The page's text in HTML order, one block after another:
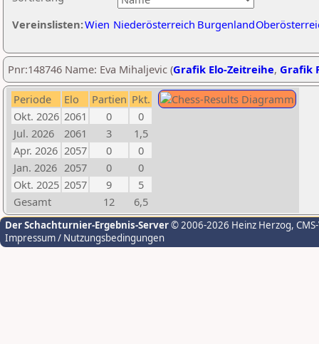
Vereinslisten:Wien Niederösterreich Burgenland
Pnr:148746 Name: Eva Mihaljevic (Grafik Elo-Zeitreihe, Grafik
Periode Elo Partien Pkt.
Okt. 2026 2061 0
0
Jul. 2026
2061 3
1,5
Apr. 2026 2057 0
0
Jan. 2026 2057 0
0
Okt. 2025 2057 9
5
Gesamt
12 6,5
Der Schachturnier-Ergebnis-Server© 2006-2026 Heinz Herzog,
Impressum / Nutzungsbedingungen